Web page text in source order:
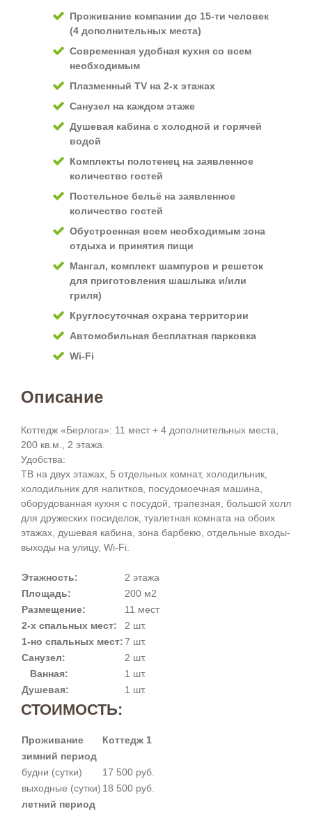
Проживание компании до 15-ти человек
(4 дополнительных места)
Современная удобная кухня со всем
необходимым
Плазменный TV на 2-х этажах
Санузел на каждом этаже
Душевая кабина с холодной и горячей
водой
Комплекты полотенец на заявленное
количество гостей
Постельное бельё на заявленное
количество гостей
Обустроенная всем необходимым зона
отдыха и принятия пищи
Мангал, комплект шампуров и решеток
для приготовления шашлыка и/или
гриля)
Круглосуточная охрана территории
Автомобильная бесплатная парковка
Wi-Fi
Описание
Коттедж «Берлога»: 11 мест + 4 дополнительных места,
200 кв.м., 2 этажа.
Удобства:
ТВ на двух этажах, 5 отдельных комнат, холодильник,
холодильник для напитков, посудомоечная машина,
оборудованная кухня с посудой, трапезная, большой холл
для дружеских посиделок, туалетная комната на обоих
этажах, душевая кабина, зона барбекю, отдельные входы-
выходы на улицу, Wi-Fi.
Этажность:
2 этажа
Площадь:
200 м2
Размещение:
11 мест
2-х спальных мест:
2 шт.
1-но спальных мест:7 шт.
Санузел:
2 шт.
Ванная:
1 шт.
Душевая:
1 шт.
СТОИМОСТЬ:
Проживание
Коттедж 1
зимний период
будни (сутки)
17 500 руб.
выходные (сутки) 18 500 руб.
летний период